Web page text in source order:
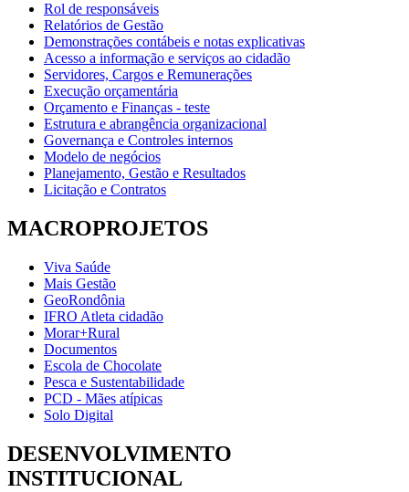
Rol de responsáveis
Relatórios de Gestão
Demonstrações contábeis e notas explicativas
Acesso a informação e serviços ao cidadão
Servidores, Cargos e Remunerações
Execução orçamentária
Orçamento e Finanças - teste
Estrutura e abrangência organizacional
Governança e Controles internos
Modelo de negócios
Planejamento, Gestão e Resultados
Licitação e Contratos
MACROPROJETOS
Viva Saúde
Mais Gestão
GeoRondônia
IFRO Atleta cidadão
Morar+Rural
Documentos
Escola de Chocolate
Pesca e Sustentabilidade
PCD - Mães atípicas
Solo Digital
DESENVOLVIMENTO
INSTITUCIONAL